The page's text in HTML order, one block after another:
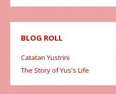
Juli1
20216
Mei1
April1
Februari1
BLOG ROLL
Catatan Yustrini
The Story of Yus's Life